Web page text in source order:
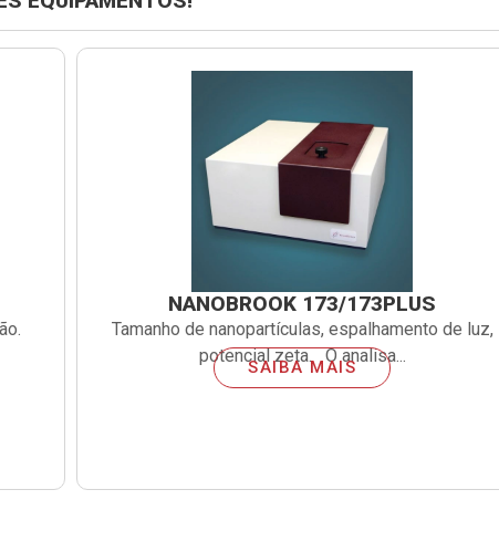
NANOBROOK 173/173PLUS
Tamanho de nanopartículas, espalhamento de luz,
potencial zeta. O analisa...
SAIBA MAIS